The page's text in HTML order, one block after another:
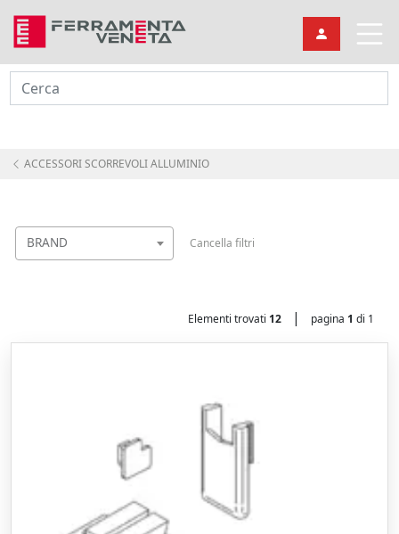
Cerca
ACCESSORI SCORREVOLI ALLUMINIO
BRAND Cancella filtri
Elementi trovati 12 | pagina 1 di 1